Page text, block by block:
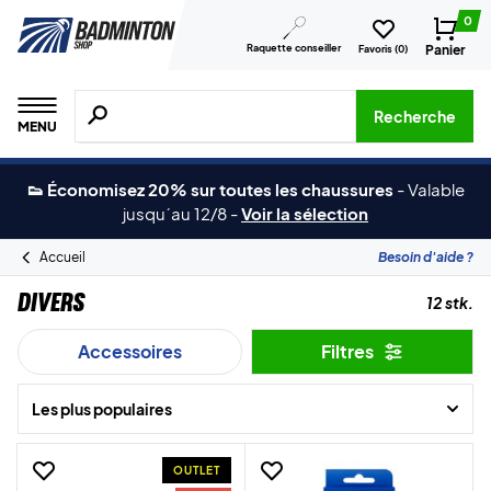
Raquette conseiller Favoris (0)
0
Panier
MENU
Recherche de produits, de marques, etc.
Recherche
👟 Économisez 20% sur toutes les chaussures -Valable
jusqu´au 12/8 -Voir la sélection
Accueil Besoin d'aide ?
Divers 12 stk.
Accessoires Filtres
Les plus populaires
OUTLET